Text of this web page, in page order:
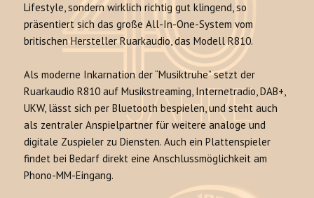
Lifestyle, sondern wirklich richtig gut klingend, so
präsentiert sich das große All-In-One-System vom
britischen Hersteller Ruarkaudio, das Modell R810.
Als moderne Inkarnation der “Musiktruhe” setzt der
Ruarkaudio R810 auf Musikstreaming, Internetradio, DAB+,
UKW, lässt sich per Bluetooth bespielen, und steht auch
als zentraler Anspielpartner für weitere analoge und
digitale Zuspieler zu Diensten. Auch ein Plattenspieler
findet bei Bedarf direkt eine Anschlussmöglichkeit am
Phono-MM-Eingang.